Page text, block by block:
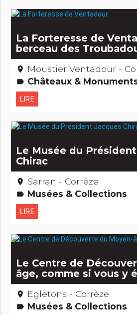
La Forteresse de
berceau des
place Moustier Ventadour -
label Châteaux & Monuments Archéologie et vieilles
LIRE
Le Musée du
Chirac
place Sarran - Corrèze
label Musées & Collections
LIRE
Le Centre de
âge, comme si vous y
place Egletons - Corrèze
label Musées & Collections